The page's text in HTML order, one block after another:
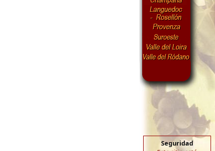
Seguridad